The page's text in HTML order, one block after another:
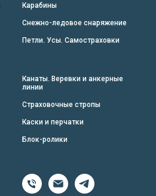
Карабины
Снежно-ледовое снаряжение
Петли. Усы. Самостраховки
Канаты. Веревки и анкерные
линии
Страховочные стропы
Каски и перчатки
Блок-ролики